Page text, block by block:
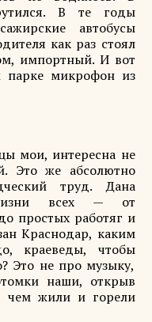
В те годы
автобусы
как раз стоял
импортный. И вот
парке микрофон из
мои, интересна не
Это же абсолютно
труд. Дана
всех — от
простых работяг и
Краснодар, каким
краеведы, чтобы
Это не про музыку,
наши, открыв
чем жили и горели